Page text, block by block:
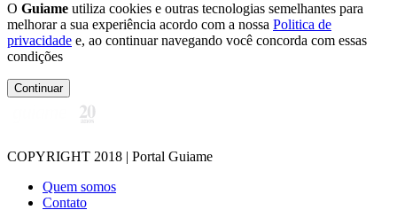
O Guiame utiliza cookies e outras tecnologias semelhantes para
melhorar a sua experiência acordo com a nossa Politica de
privacidade e, ao continuar navegando você concorda com essas
condições
Continuar
COPYRIGHT 2018 | Portal Guiame
Quem somos
Contato